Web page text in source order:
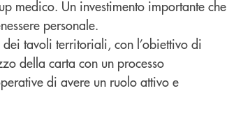
medico. Un investimento importante che
personale.
tavoli territoriali, con l’obiettivo di
della carta con un processo
di avere un ruolo attivo e